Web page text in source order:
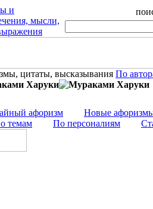
По
Харуки
афоризм
Новые
темам По персоналиям